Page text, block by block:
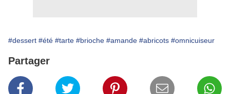
#dessert #été #tarte #brioche #amande #abricots #omnicuiseur
Partager